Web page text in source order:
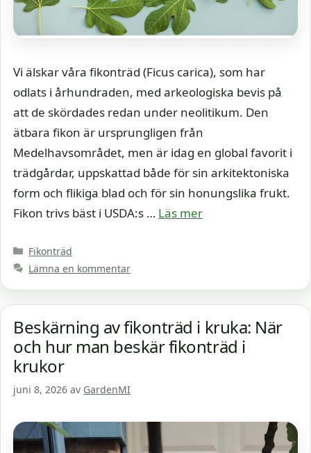
Vi älskar våra fikonträd (Ficus carica), som har
odlats i århundraden, med arkeologiska bevis på
att de skördades redan under neolitikum. Den
ätbara fikon är ursprungligen från
Medelhavsområdet, men är idag en global favorit i
trädgårdar, uppskattad både för sin arkitektoniska
form och flikiga blad och för sin honungslika frukt.
Fikon trivs bäst i USDA:s … Läs mer
Kategorier
Fikonträd
Lämna en kommentar
Beskärning av fikonträd i kruka: När
och hur man beskär fikonträd i
krukor
juni 8, 2026 av GardenMI